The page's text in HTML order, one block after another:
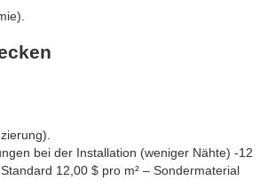
bei der Installation (weniger Nähte) -12
12,00 $ pro m² – Sondermaterial